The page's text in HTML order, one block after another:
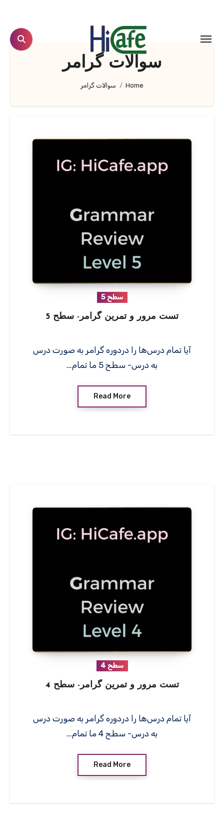
content
سوالات گرامر
Home سوالات گرامر
سطح 5
تست مرور و تمرین گرامر- سطح 5
آیا تمام درس‌ها را دردوره گرامر به صورت درس
به درس- سطح 5 ما تمام…
Read More
سطح 4
تست مرور و تمرین گرامر- سطح 4
آیا تمام درس‌ها را دردوره گرامر به صورت درس
به درس- سطح 4 ما تمام…
Read More